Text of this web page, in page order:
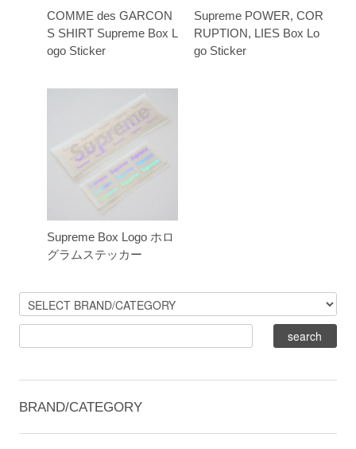
COMME des GARCON
S SHIRT Supreme Box L
ogo Sticker
Supreme POWER, COR
RUPTION, LIES Box Lo
go Sticker
Supreme Box Logo ホロ
グラムステッカー
BRAND/CATEGORY